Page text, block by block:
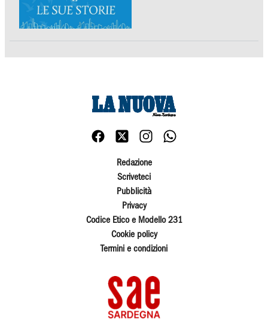
Redazione
Scriveteci
Pubblicità
Privacy
Codice Etico e Modello 231
Cookie policy
Termini e condizioni